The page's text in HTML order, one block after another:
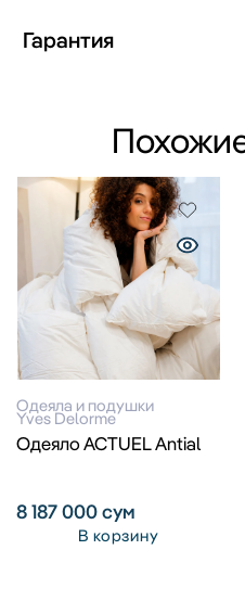
Гарантия
Одеяла и подушки
Yves Delorme
Одеяло ACTUEL Antial
8 187 000сум
В корзину